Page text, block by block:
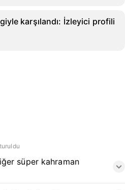
karşılandı: İzleyici profili
süper kahraman